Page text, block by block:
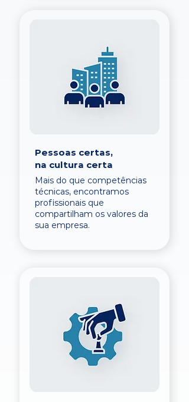
Pessoas certas,
na cultura certa
Mais do que competências
técnicas, encontramos
profissionais que
compartilham os valores da
sua empresa.